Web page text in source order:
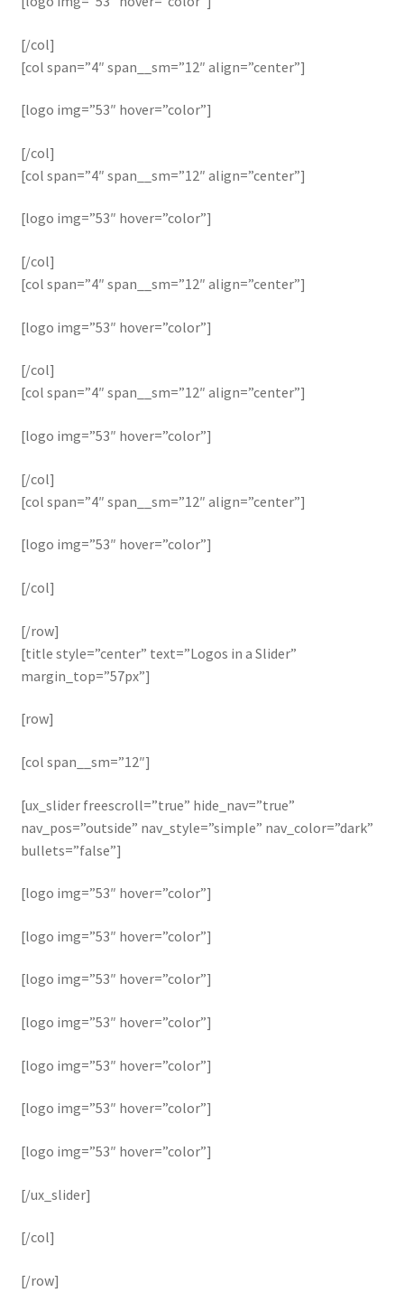
[/col]
[col span=”4″ span__sm=”12″ align=”center”]
[logo img=”53″ hover=”color”]
[/col]
[col span=”4″ span__sm=”12″ align=”center”]
[logo img=”53″ hover=”color”]
[/col]
[col span=”4″ span__sm=”12″ align=”center”]
[logo img=”53″ hover=”color”]
[/col]
[col span=”4″ span__sm=”12″ align=”center”]
[logo img=”53″ hover=”color”]
[/col]
[col span=”4″ span__sm=”12″ align=”center”]
[logo img=”53″ hover=”color”]
[/col]
[/row]
[title style=”center” text=”Logos in a Slider”
margin_top=”57px”]
[row]
[col span__sm=”12″]
[ux_slider freescroll=”true” hide_nav=”true”
nav_pos=”outside” nav_style=”simple” nav_color=”dark”
bullets=”false”]
[logo img=”53″ hover=”color”]
[logo img=”53″ hover=”color”]
[logo img=”53″ hover=”color”]
[logo img=”53″ hover=”color”]
[logo img=”53″ hover=”color”]
[logo img=”53″ hover=”color”]
[logo img=”53″ hover=”color”]
[/ux_slider]
[/col]
[/row]